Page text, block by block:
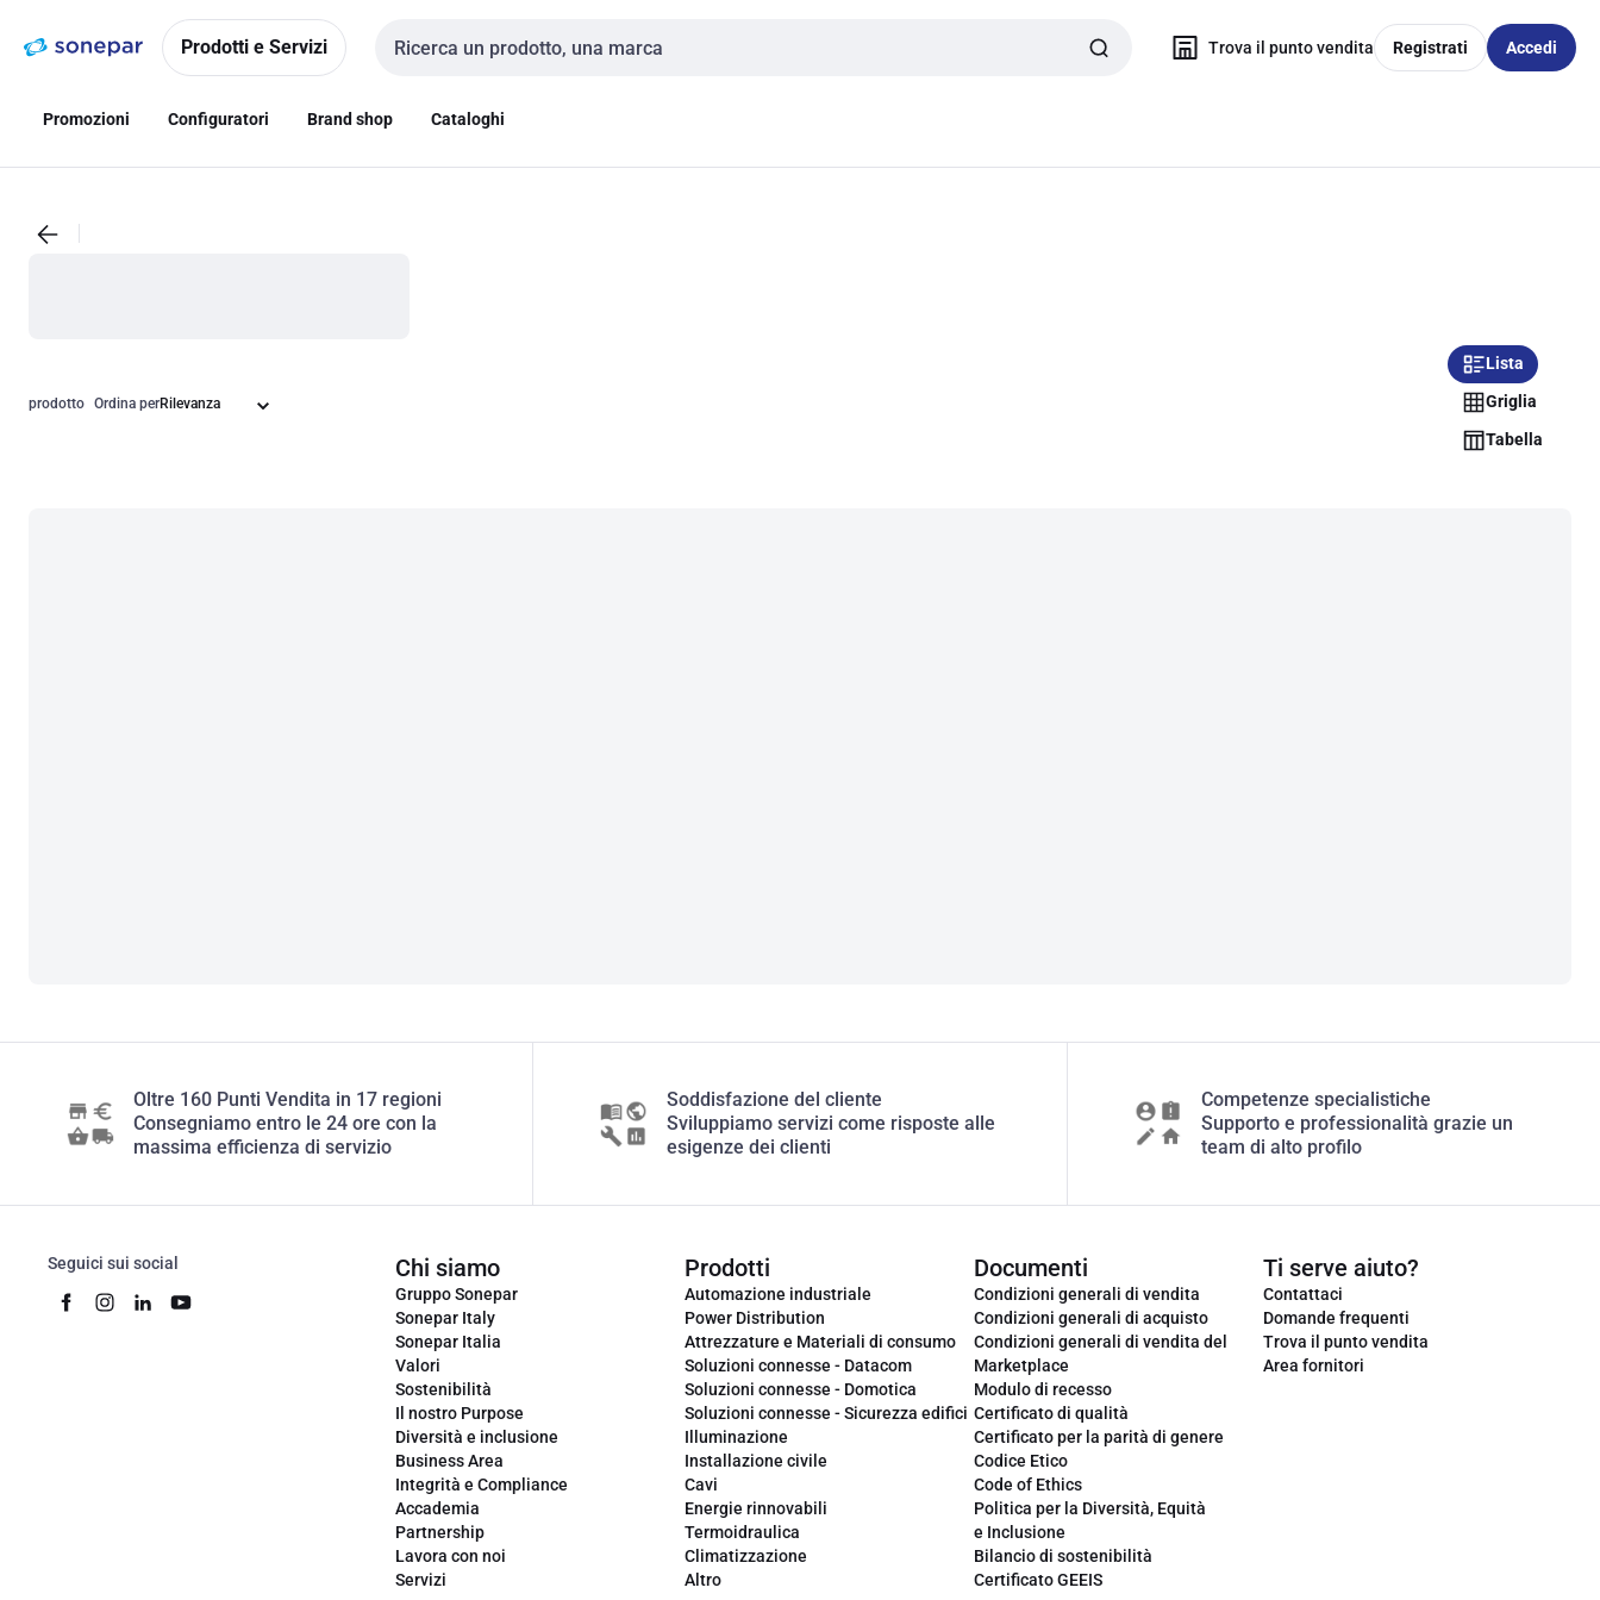
navigazionealla
Prodotti e Servizi
Cerca input
Trova il punto vendita Registrati Accedi
Promozioni Configuratori Brand shop Cataloghi
prodotto Ordina per
Lista
Griglia
Tabella
Oltre 160 Punti Vendita in 17 regioni
Consegniamo entro le 24 ore con la
massima efficienza di servizio
Soddisfazione del cliente
Sviluppiamo servizi come risposte alle
esigenze dei clienti
Competenze specialistiche
Supporto e professionalità grazie un
team di alto profilo
Seguici sui social Chi siamo
Gruppo Sonepar
Sonepar Italy
Sonepar Italia
Valori
Sostenibilità
Il nostro Purpose
Diversità e inclusione
Business Area
Integrità e Compliance
Accademia
Partnership
Lavora con noi
Servizi
Prodotti
Automazione industriale
Power Distribution
Attrezzature e Materiali di consumo
Soluzioni connesse - Datacom
Soluzioni connesse - Domotica
Soluzioni connesse - Sicurezza edifici
Illuminazione
Installazione civile
Cavi
Energie rinnovabili
Termoidraulica
Climatizzazione
Altro
Documenti
Condizioni generali di vendita
Condizioni generali di acquisto
Condizioni generali di vendita del
Marketplace
Modulo di recesso
Certificato di qualità
Certificato per la parità di genere
Codice Etico
Code of Ethics
Politica per la Diversità, Equità
e Inclusione
Bilancio di sostenibilità
Certificato GEEIS
Ti serve aiuto?
Contattaci
Domande frequenti
Trova il punto vendita
Area fornitori